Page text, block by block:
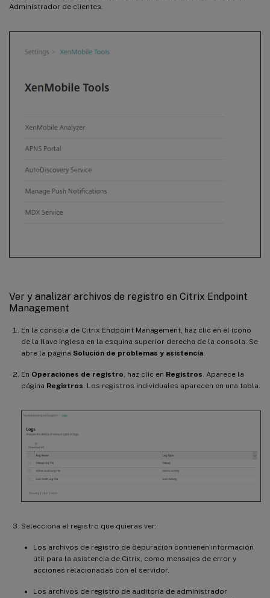
Administrador de clientes.
Ver y analizar archivos de registro en Citrix Endpoint
Management
En la consola de Citrix Endpoint Management, haz clic en el icono
de la llave inglesa en la esquina superior derecha de la consola. Se
abre la página Solución de problemas y asistencia
En Operaciones de registro , haz clic en Registros . Aparece la
página Registros . Los registros individuales aparecen en una tabla.
Selecciona el registro que quieras ver:
Los archivos de registro de depuración contienen información
útil para la asistencia de Citrix, como mensajes de error y
acciones relacionadas con el servidor.
Los archivos de registro de auditoría de administrador